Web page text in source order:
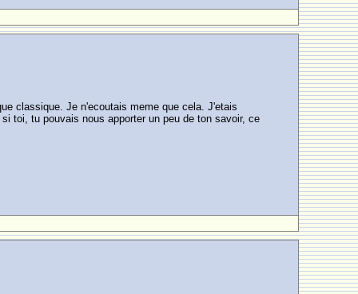
classique. Je n'ecoutais meme que cela. J'etais
toi, tu pouvais nous apporter un peu de ton savoir, ce